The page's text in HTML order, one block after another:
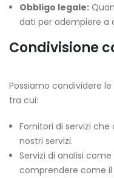
Obbligo legale:
dati per adempiere a
Condivisione
Possiamo condividere
tra cui:
Fornitori di servizi
nostri servizi.
Servizi di analisi
comprendere come il